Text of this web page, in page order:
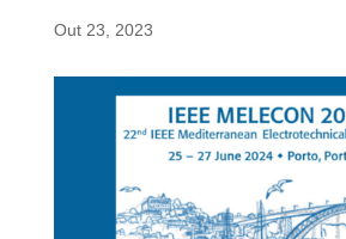
Out 23, 2023